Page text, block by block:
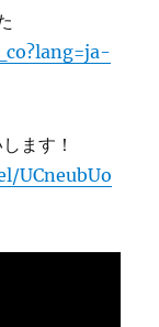
ます！
UCneubUo